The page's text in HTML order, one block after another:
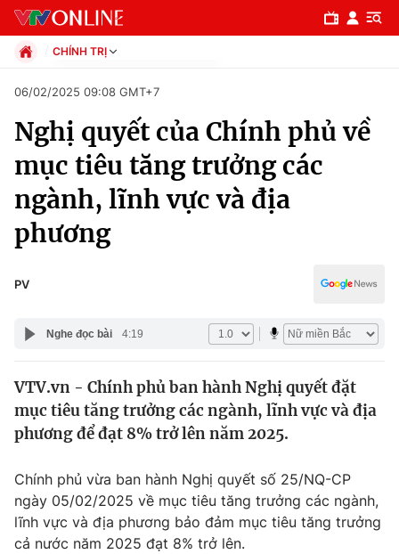
Chuyên mục
Chính trị
Xã hội
Pháp luật
Y tế
Thế giới
Tin tức
Câu chuyện quốc tế
Kinh tế
Tài chính
Thị trường
Góc doanh nghiệp
Dữ liệu và đời sống
Truyền hình
CHÍNH TRỊ
Xã hội
Pháp luật
Kinh tế
Thể thao
Truyền hình
Văn hóa - Giải trí
Y tế
06/02/2025 09:08 GMT+7
Nghị quyết của Chính phủ về
mục tiêu tăng trưởng các
ngành, lĩnh vực và địa
phương
PV
Nghe đọc bài 4:19
VTV.vn - Chính phủ ban hành Nghị quyết đặt
mục tiêu tăng trưởng các ngành, lĩnh vực và địa
phương để đạt 8% trở lên năm 2025.
Chính phủ vừa ban hành Nghị quyết số 25/NQ-CP
ngày 05/02/2025 về mục tiêu tăng trưởng các ngành,
lĩnh vực và địa phương bảo đảm mục tiêu tăng trưởng
cả nước năm 2025 đạt 8% trở lên.